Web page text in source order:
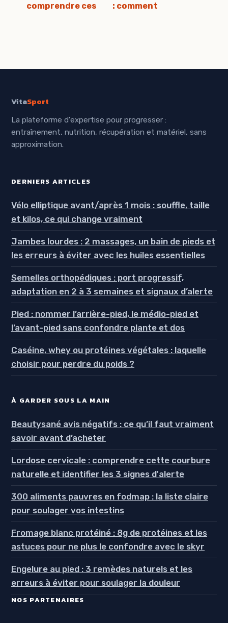
comprendre ces
: comment
VitaSport
La plateforme d'expertise pour progresser :
entraînement, nutrition, récupération et matériel, sans
approximation.
DERNIERS ARTICLES
Vélo elliptique avant/après 1 mois : souffle, taille
et kilos, ce qui change vraiment
Jambes lourdes : 2 massages, un bain de pieds et
les erreurs à éviter avec les huiles essentielles
Semelles orthopédiques : port progressif,
adaptation en 2 à 3 semaines et signaux d’alerte
Pied : nommer l’arrière-pied, le médio-pied et
l’avant-pied sans confondre plante et dos
Caséine, whey ou protéines végétales : laquelle
choisir pour perdre du poids ?
À GARDER SOUS LA MAIN
Beautysané avis négatifs : ce qu’il faut vraiment
savoir avant d’acheter
Lordose cervicale : comprendre cette courbure
naturelle et identifier les 3 signes d'alerte
300 aliments pauvres en fodmap : la liste claire
pour soulager vos intestins
Fromage blanc protéiné : 8g de protéines et les
astuces pour ne plus le confondre avec le skyr
Engelure au pied : 3 remèdes naturels et les
erreurs à éviter pour soulager la douleur
NOS PARTENAIRES